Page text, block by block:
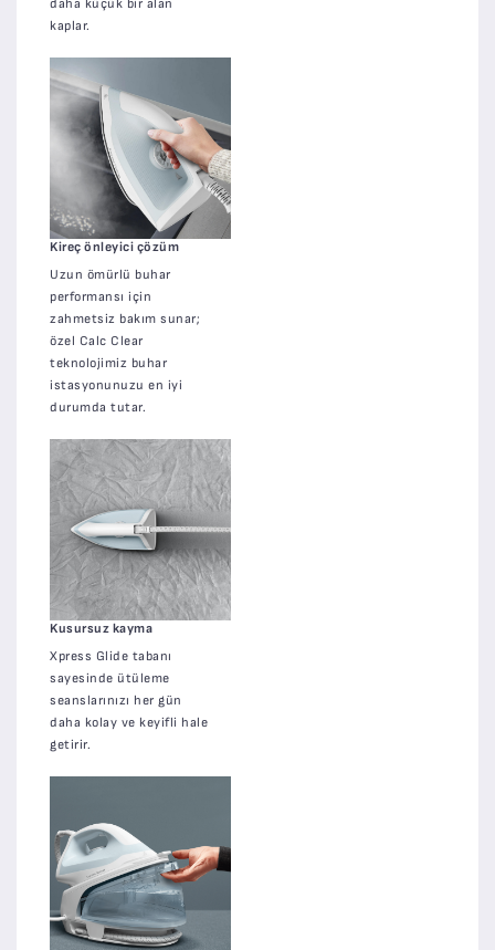
daha küçük bir alan
kaplar.
Kireç önleyici çözüm
Uzun ömürlü buhar
performansı için
zahmetsiz bakım sunar;
özel Calc Clear
teknolojimiz buhar
istasyonunuzu en iyi
durumda tutar.
Kusursuz kayma
Xpress Glide tabanı
sayesinde ütüleme
seanslarınızı her gün
daha kolay ve keyifli hale
getirir.